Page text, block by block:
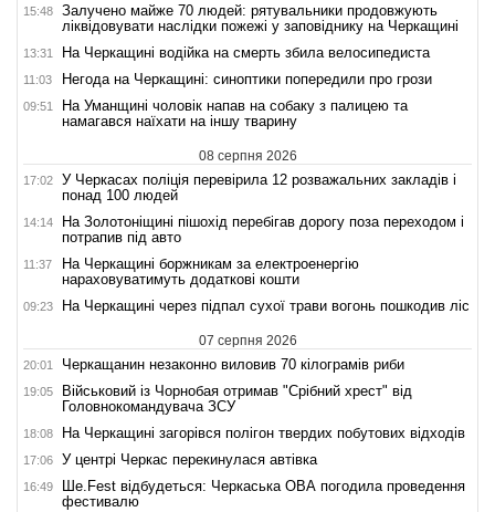
15:48
Залучено майже 70 людей: рятувальники продовжують
ліквідовувати наслідки пожежі у заповіднику на Черкащині
13:31 На Черкащині водійка на смерть збила велосипедиста
11:03 Негода на Черкащині: синоптики попередили про грози
09:51
На Уманщині чоловік напав на собаку з палицею та
намагався наїхати на іншу тварину
08 серпня 2026
17:02
У Черкасах поліція перевірила 12 розважальних закладів і
понад 100 людей
14:14
На Золотоніщині пішохід перебігав дорогу поза переходом і
потрапив під авто
11:37
На Черкащині боржникам за електроенергію
нараховуватимуть додаткові кошти
09:23 На Черкащині через підпал сухої трави вогонь пошкодив ліс
07 серпня 2026
20:01 Черкащанин незаконно виловив 70 кілограмів риби
19:05
Військовий із Чорнобая отримав "Срібний хрест" від
Головнокомандувача ЗСУ
18:08 На Черкащині загорівся полігон твердих побутових відходів
17:06 У центрі Черкас перекинулася автівка
16:49
Ше.Fest відбудеться: Черкаська ОВА погодила проведення
фестивалю